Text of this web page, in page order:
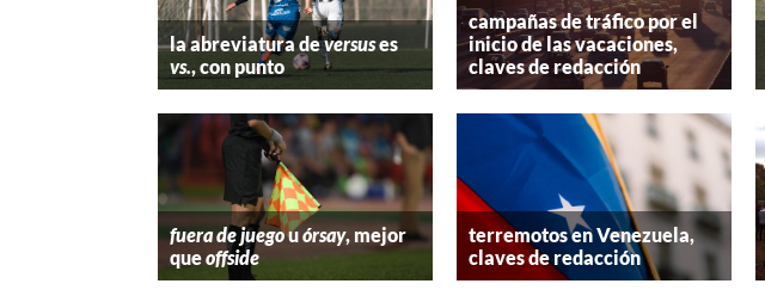
la abreviatura deversuses
vs., con punto
campañas de tráfico por el
inicio de las vacaciones,
claves de redacción
fuera de juegouórsay, mejor
queoffside
terremotos en Venezuela,
claves de redacción